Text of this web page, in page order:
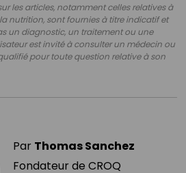
les articles, notamment celles relatives à
nutrition, sont fournies à titre indicatif et
un diagnostic, un traitement ou une
est invité à consulter un médecin ou
pour toute question relative à son
Par Thomas Sanchez
Fondateur de CROQ